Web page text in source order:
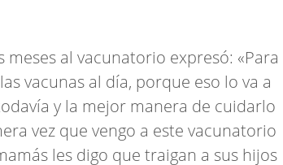
al vacunatorio expresó: «Para
vacunas al día, porque eso lo va a
y la mejor manera de cuidarlo
vez que vengo a este vacunatorio
les digo que traigan a sus hijos